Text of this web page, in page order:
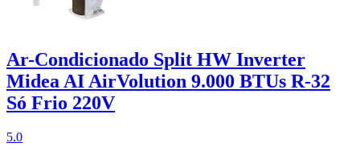
Ar-Condicionado Split HW Inverter
Midea AI AirVolution 9.000 BTUs R-32
Só Frio 220V
5.0